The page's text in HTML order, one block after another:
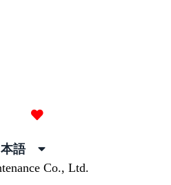
本語
Co., Ltd.